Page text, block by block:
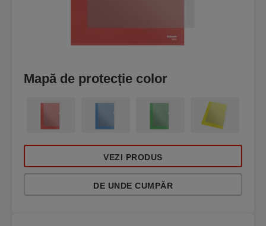
Mapă de protecție color
VEZI PRODUS
DE UNDE CUMPĂR